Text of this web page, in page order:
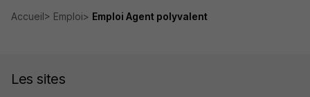
Accueil Emploi Emploi Agent polyvalent
Les sites